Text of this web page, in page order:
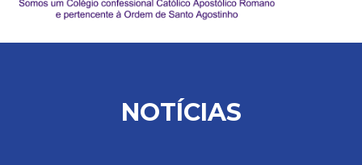
NOTÍCIAS